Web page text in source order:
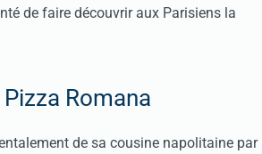
de faire découvrir aux Parisiens la
Romana
de sa cousine napolitaine par